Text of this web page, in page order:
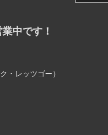
中です！
レッツゴー）